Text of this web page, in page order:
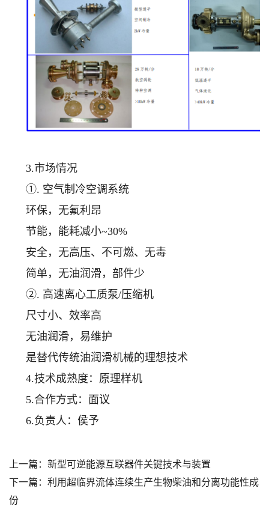
3.市场情况
①. 空气制冷空调系统
环保，无氟利昂
节能，能耗减小~30%
安全，无高压、不可燃、无毒
简单，无油润滑，部件少
②. 高速离心工质泵/压缩机
尺寸小、效率高
无油润滑，易维护
是替代传统油润滑机械的理想技术
4.技术成熟度：原理样机
5.合作方式：面议
6.负责人：侯予
上一篇： 新型可逆能源互联器件关键技术与装置
下一篇： 利用超临界流体连续生产生物柴油和分离功能性成
份